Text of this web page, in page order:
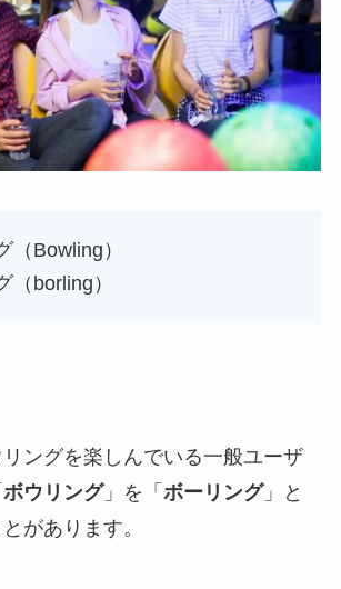
（Bowling）
（borling）
ングを楽しんでいる一般ユーザ
ボウリング」を「 ボーリング」と
があります。